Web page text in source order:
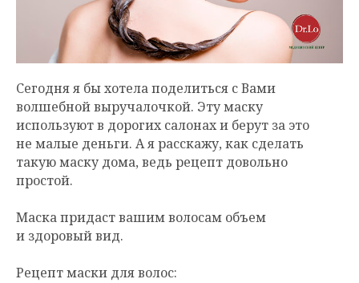
Сегодня я бы хотела поделиться с Вами
волшебной выручалочкой. Эту маску
используют в дорогих салонах и берут за это
не малые деньги. А я расскажу, как сделать
такую маску дома, ведь рецепт довольно
простой.
Маска придаст вашим волосам объем
и здоровый вид.
Рецепт маски для волос: